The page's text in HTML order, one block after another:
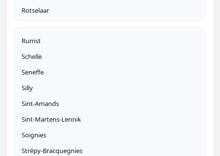
Rotselaar
Rumst
Schelle
Seneffe
Silly
Sint-Amands
Sint-Martens-Lennik
Soignies
Strépy-Bracquegnies